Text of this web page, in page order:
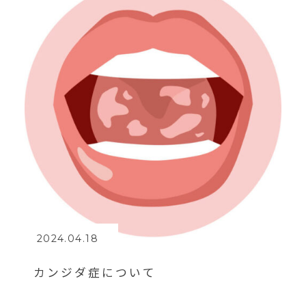
2024.04.18
カンジダ症について